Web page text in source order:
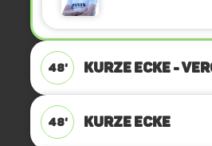
48' KURZE ECKE -
48' KURZE ECKE